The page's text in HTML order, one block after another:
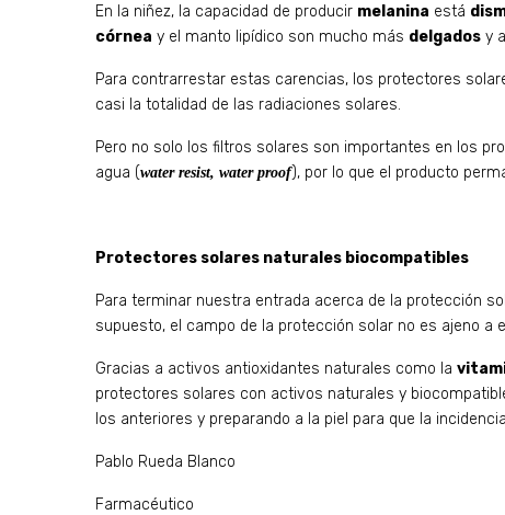
En la niñez, la capacidad de producir melanina está
córnea y el manto lipídico son mucho más delgados y
Para contrarrestar estas carencias, los protectores
casi la totalidad de las radiaciones solares.
Pero no solo los filtros solares son importantes en los
agua (water resist, water proof), por lo que el producto
Protectores solares naturales biocompatibles
Para terminar nuestra entrada acerca de la protección
supuesto, el campo de la protección solar no es ajeno a
Gracias a activos antioxidantes naturales como la
protectores solares con activos naturales y
los anteriores y preparando a la piel para que la
Pablo Rueda Blanco
Farmacéutico